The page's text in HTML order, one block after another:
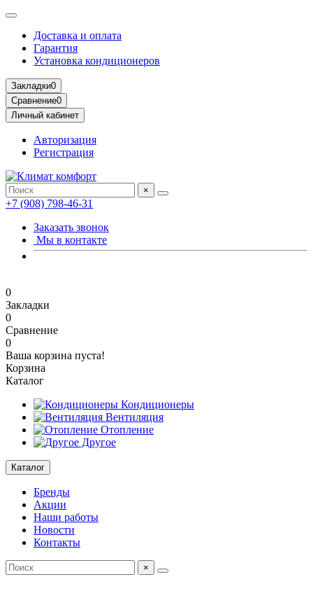
Доставка и оплата
Гарантия
Установка кондиционеров
Закладки0
Сравнение0
Личный кабинет
Авторизация
Регистрация
×
+7 (908) 798-46-31
Заказать звонок
Мы в контакте
0
Закладки
0
Сравнение
0
Ваша корзина пуста!
Корзина
Каталог
Кондиционеры
Вентиляция
Отопление
Другое
Каталог
Бренды
Акции
Наши работы
Новости
Контакты
×